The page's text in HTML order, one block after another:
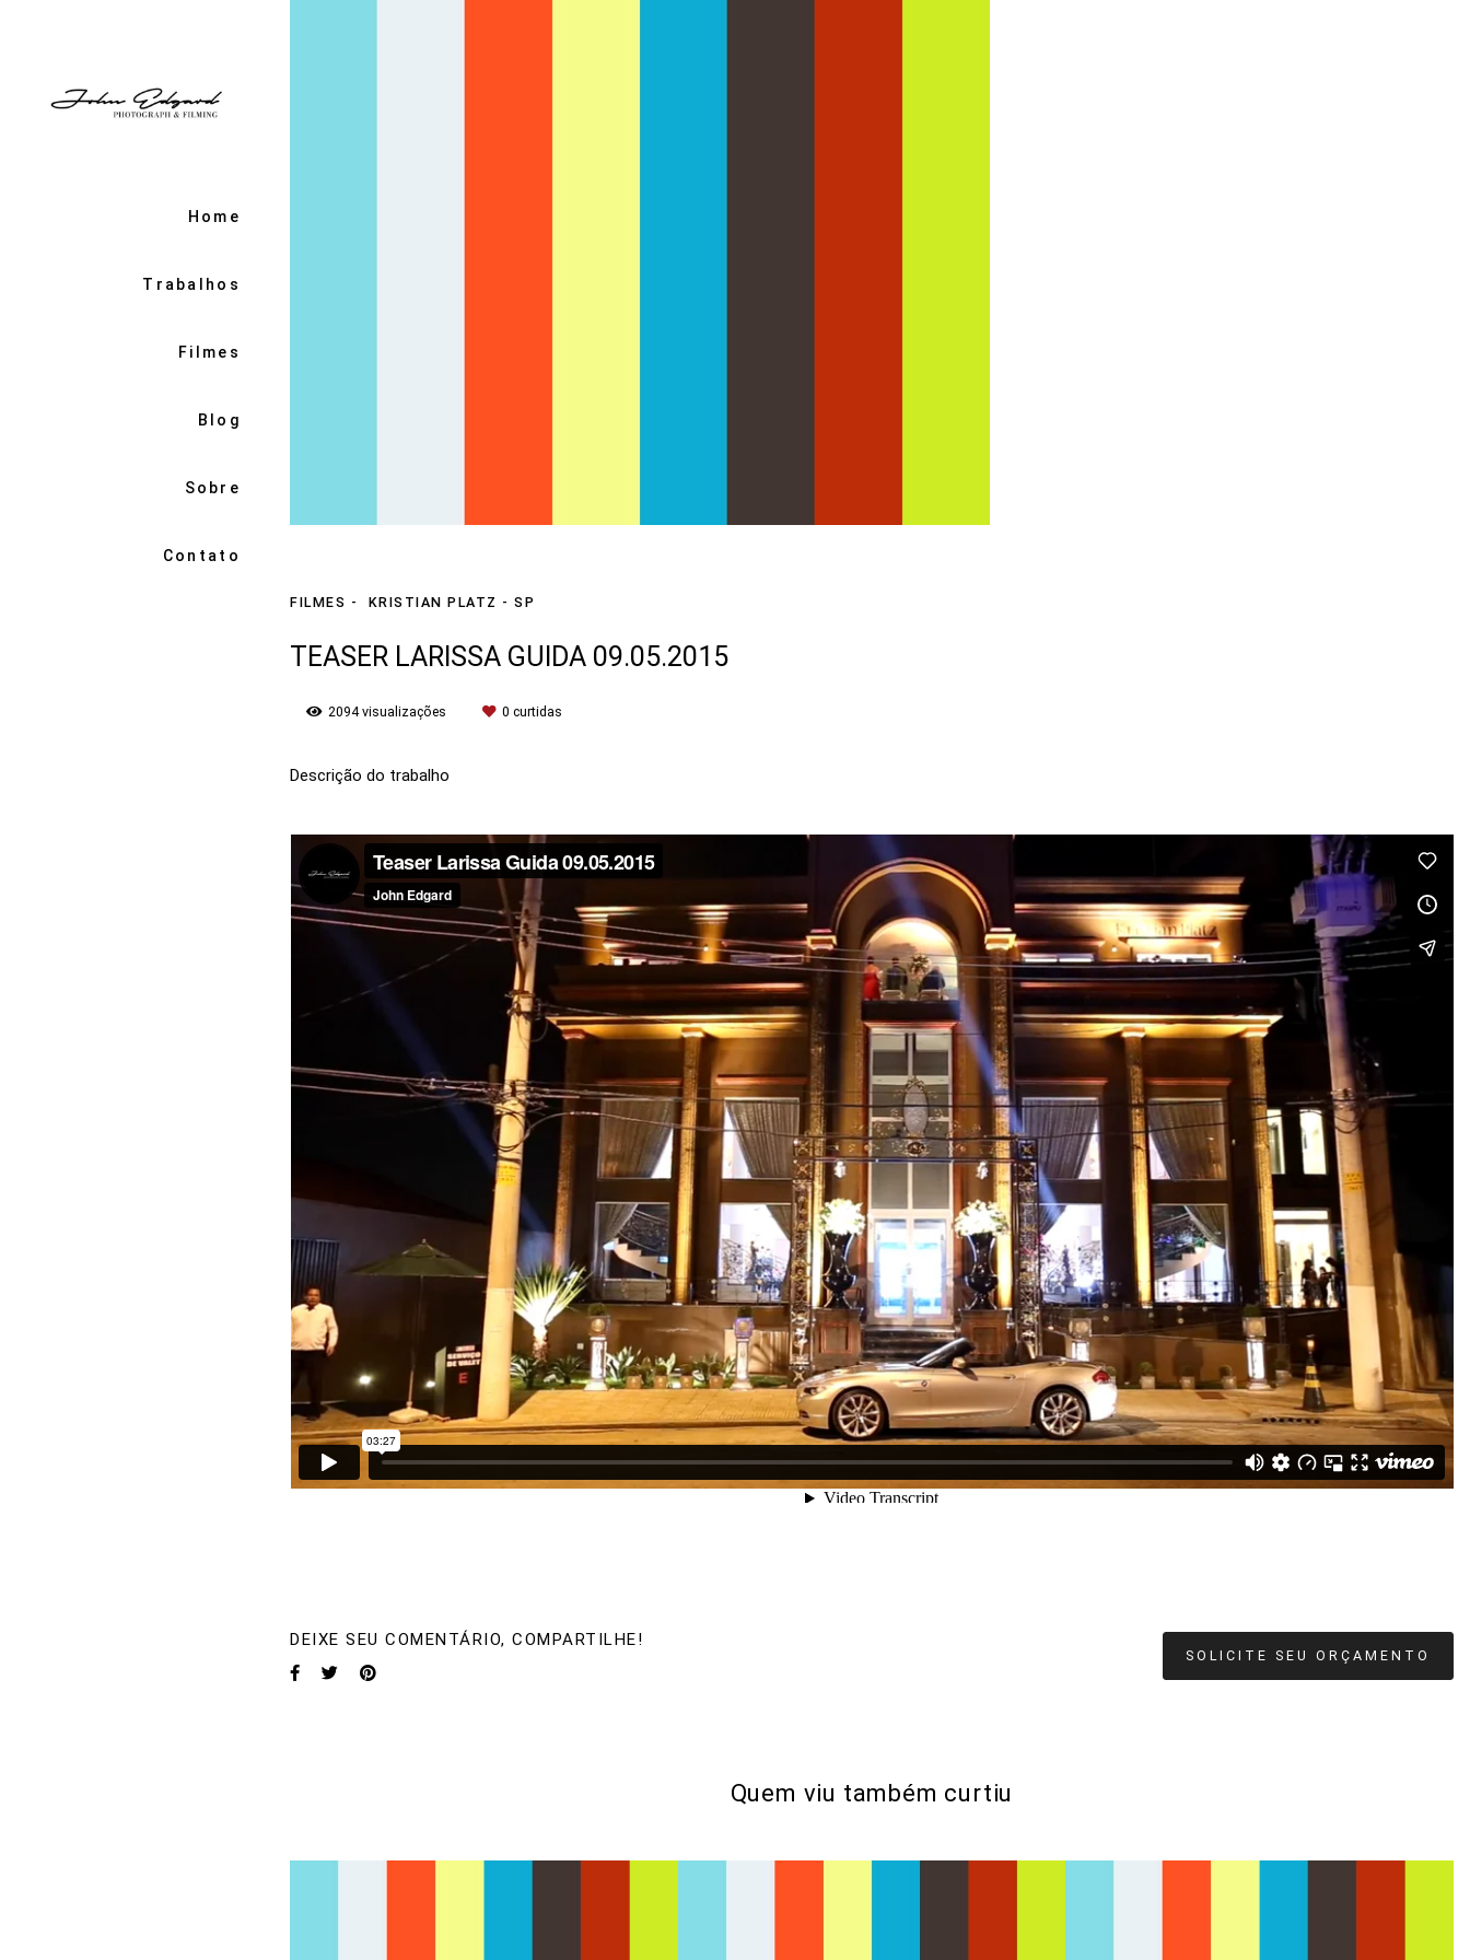
Home
Trabalhos
Filmes
Blog
Sobre
Contato
FILMES KRISTIAN PLATZ - SP
TEASER LARISSA GUIDA 09.05.2015
2094visualizações 0 curtidas
Descrição do trabalho
DEIXE SEU COMENTÁRIO, COMPARTILHE!
SOLICITE SEU ORÇAMENTO
Quem viu também curtiu